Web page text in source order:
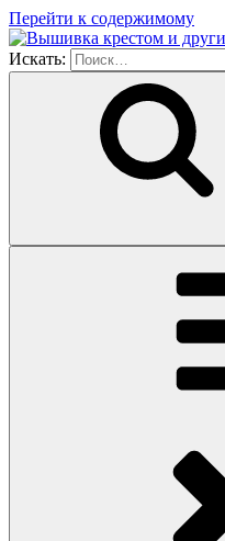
Перейти к содержимому
Искать: